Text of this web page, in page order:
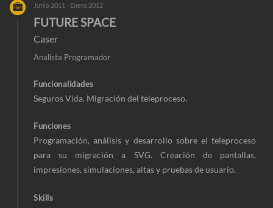
Junio 2011 - Enero 2012
FUTURE SPACE
Caser
Analista Programador
Funcionalidades
Seguros Vida. Migración del teleproceso.
Funciones
Programación, análisis y desarrollo sobre el teleproceso
para su migración a SVG. Creación de pantallas,
impresiones, simulaciones, altas y pruebas de usuario.
Skills